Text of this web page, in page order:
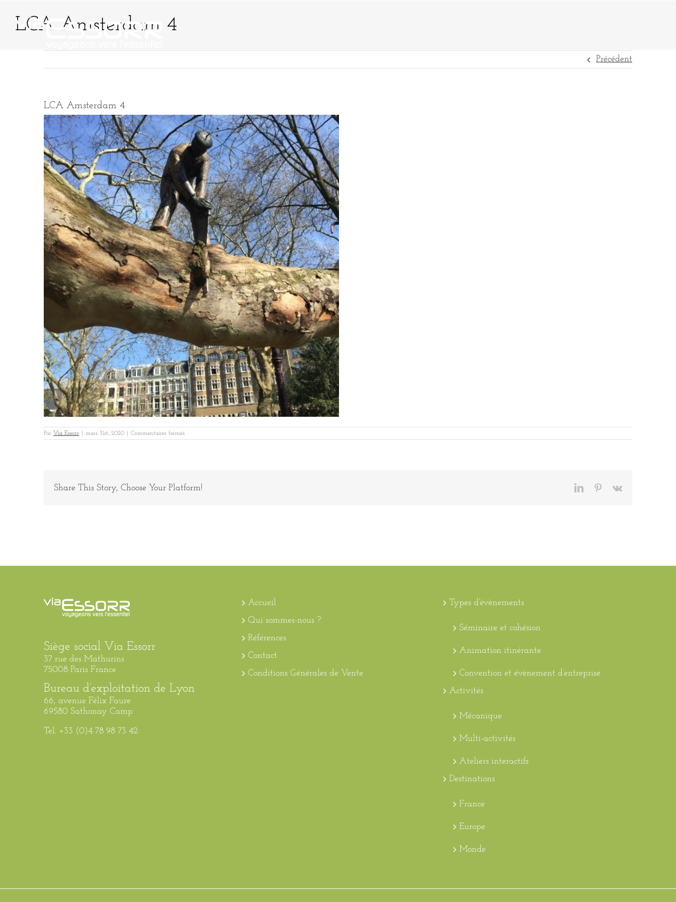
contenuLCA Amsterdam 4
Précédent
LCA Amsterdam 4
Par Via Essorr mars 31st, 2020 Commentaires ferméssur
LCA
Share This Story, Choose Your Platform! LinkedInPinterest
Vk
Siège social Via Essorr
37 rue des Mathurins
75008 Paris France
Bureau d’exploitation de Lyon
66, avenue Félix Faure
69580 Sathonay Camp
Tel. +33 (0)4 78 98 73 42
Accueil
Qui sommes-nous ?
Références
Contact
Conditions Générales de Vente
Types d’évènements
Séminaire et cohésion
Animation itinérante
Convention et évènement d’entreprise
Activités
Mécanique
Multi-activités
Ateliers interactifs
Destinations
France
Europe
Monde